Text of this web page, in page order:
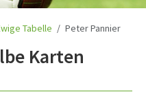
Tabelle Peter Pannier
Karten